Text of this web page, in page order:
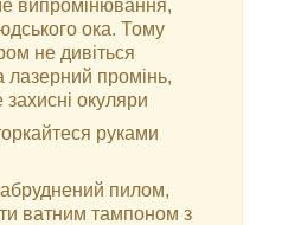
випромінювання,
ока. Тому
не дивіться
лазерний промінь,
окуляри
руками
пилом,
ватним тампоном з